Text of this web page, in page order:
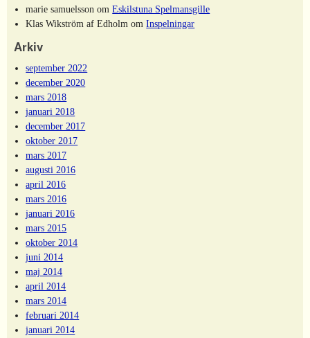
marie samuelsson omEskilstuna Spelmansgille
Klas Wikström af Edholm omInspelningar
Arkiv
september 2022
december 2020
mars 2018
januari 2018
december 2017
oktober 2017
mars 2017
augusti 2016
april 2016
mars 2016
januari 2016
mars 2015
oktober 2014
juni 2014
maj 2014
april 2014
mars 2014
februari 2014
januari 2014